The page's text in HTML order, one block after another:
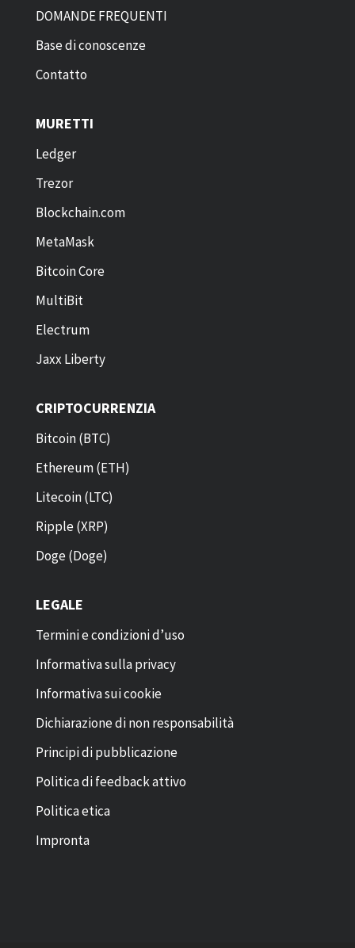
DOMANDE FREQUENTI
Base di conoscenze
Contatto
MURETTI
Ledger
Trezor
Blockchain.com
MetaMask
Bitcoin Core
MultiBit
Electrum
Jaxx Liberty
CRIPTOCURRENZIA
Bitcoin (BTC)
Ethereum (ETH)
Litecoin (LTC)
Ripple (XRP)
Doge (Doge)
LEGALE
Termini e condizioni d’uso
Informativa sulla privacy
Informativa sui cookie
Dichiarazione di non responsabilità
Principi di pubblicazione
Politica di feedback attivo
Politica etica
Impronta